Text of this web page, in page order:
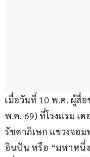
เมื่อวันที่ 10 พ.ค. ผู้สื่อ
พ.ค. 69) ที่โรงแรม เ
รัชดาภิเษก แขวงจอ
อินปัน หรือ “มหาหนึ่ง